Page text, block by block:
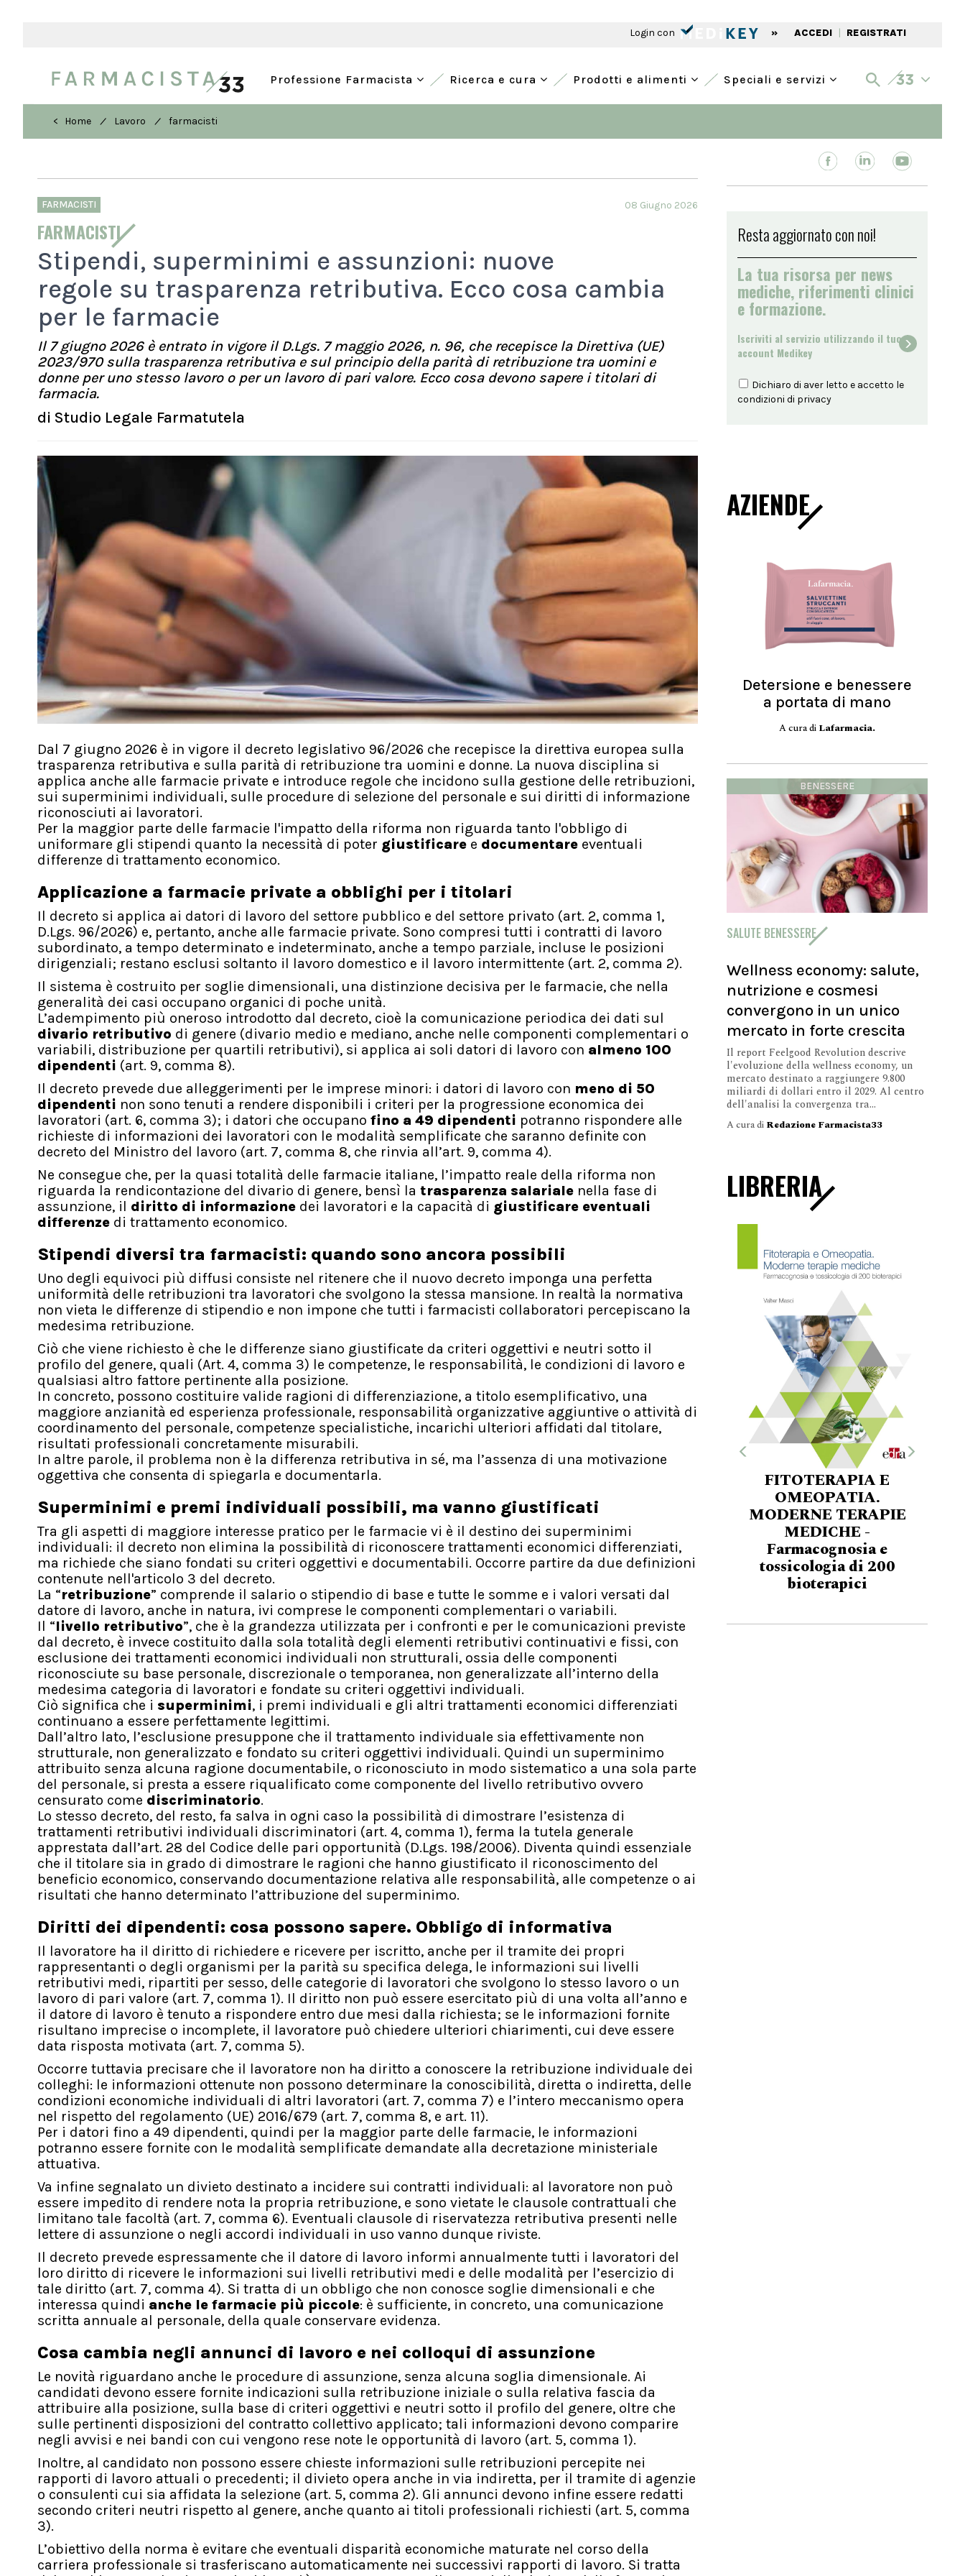
Login con » ACCEDI | REGISTRATI
Professione Farmacista Ricerca e cura Prodotti e alimenti Speciali e servizi
< Home / Lavoro / farmacisti
FARMACISTI
FARMACISTI
08 Giugno 2026
Stipendi, superminimi e assunzioni: nuove
regole su trasparenza retributiva. Ecco cosa cambia
per le farmacie
Il 7 giugno 2026 è entrato in vigore il D.Lgs. 7 maggio 2026, n. 96, che recepisce la Direttiva (UE)
2023/970 sulla trasparenza retributiva e sul principio della parità di retribuzione tra uomini e
donne per uno stesso lavoro o per un lavoro di pari valore. Ecco cosa devono sapere i titolari di
farmacia.
di Studio Legale Farmatutela
Dal 7 giugno 2026 è in vigore il decreto legislativo 96/2026 che recepisce la direttiva europea sulla
trasparenza retributiva e sulla parità di retribuzione tra uomini e donne. La nuova disciplina si
applica anche alle farmacie private e introduce regole che incidono sulla gestione delle retribuzioni,
sui superminimi individuali, sulle procedure di selezione del personale e sui diritti di informazione
riconosciuti ai lavoratori.
Per la maggior parte delle farmacie l'impatto della riforma non riguarda tanto l'obbligo di
uniformare gli stipendi quanto la necessità di poter giustificare e documentare eventuali
differenze di trattamento economico.
Applicazione a farmacie private a obblighi per i titolari
Il decreto si applica ai datori di lavoro del settore pubblico e del settore privato (art. 2, comma 1,
D.Lgs. 96/2026) e, pertanto, anche alle farmacie private. Sono compresi tutti i contratti di lavoro
subordinato, a tempo determinato e indeterminato, anche a tempo parziale, incluse le posizioni
dirigenziali; restano esclusi soltanto il lavoro domestico e il lavoro intermittente (art. 2, comma 2).
Il sistema è costruito per soglie dimensionali, una distinzione decisiva per le farmacie, che nella
generalità dei casi occupano organici di poche unità.
L’adempimento più oneroso introdotto dal decreto, cioè la comunicazione periodica dei dati sul
divario retributivo di genere (divario medio e mediano, anche nelle componenti complementari o
variabili, distribuzione per quartili retributivi), si applica ai soli datori di lavoro con almeno 100
dipendenti (art. 9, comma 8).
Il decreto prevede due alleggerimenti per le imprese minori: i datori di lavoro con meno di 50
dipendenti non sono tenuti a rendere disponibili i criteri per la progressione economica dei
lavoratori (art. 6, comma 3); i datori che occupano fino a 49 dipendenti potranno rispondere alle
richieste di informazioni dei lavoratori con le modalità semplificate che saranno definite con
decreto del Ministro del lavoro (art. 7, comma 8, che rinvia all’art. 9, comma 4).
Ne consegue che, per la quasi totalità delle farmacie italiane, l’impatto reale della riforma non
riguarda la rendicontazione del divario di genere, bensì la trasparenza salariale nella fase di
assunzione, il diritto di informazione dei lavoratori e la capacità di giustificare eventuali
differenze di trattamento economico.
Stipendi diversi tra farmacisti: quando sono ancora possibili
Uno degli equivoci più diffusi consiste nel ritenere che il nuovo decreto imponga una perfetta
uniformità delle retribuzioni tra lavoratori che svolgono la stessa mansione. In realtà la normativa
non vieta le differenze di stipendio e non impone che tutti i farmacisti collaboratori percepiscano la
medesima retribuzione.
Ciò che viene richiesto è che le differenze siano giustificate da criteri oggettivi e neutri sotto il
profilo del genere, quali (Art. 4, comma 3) le competenze, le responsabilità, le condizioni di lavoro e
qualsiasi altro fattore pertinente alla posizione.
In concreto, possono costituire valide ragioni di differenziazione, a titolo esemplificativo, una
maggiore anzianità ed esperienza professionale, responsabilità organizzative aggiuntive o attività di
coordinamento del personale, competenze specialistiche, incarichi ulteriori affidati dal titolare,
risultati professionali concretamente misurabili.
In altre parole, il problema non è la differenza retributiva in sé, ma l’assenza di una motivazione
oggettiva che consenta di spiegarla e documentarla.
Superminimi e premi individuali possibili, ma vanno giustificati
Tra gli aspetti di maggiore interesse pratico per le farmacie vi è il destino dei superminimi
individuali: il decreto non elimina la possibilità di riconoscere trattamenti economici differenziati,
ma richiede che siano fondati su criteri oggettivi e documentabili. Occorre partire da due definizioni
contenute nell'articolo 3 del decreto.
La “retribuzione” comprende il salario o stipendio di base e tutte le somme e i valori versati dal
datore di lavoro, anche in natura, ivi comprese le componenti complementari o variabili.
Il “livello retributivo”, che è la grandezza utilizzata per i confronti e per le comunicazioni previste
dal decreto, è invece costituito dalla sola totalità degli elementi retributivi continuativi e fissi, con
esclusione dei trattamenti economici individuali non strutturali, ossia delle componenti
riconosciute su base personale, discrezionale o temporanea, non generalizzate all’interno della
medesima categoria di lavoratori e fondate su criteri oggettivi individuali.
Ciò significa che i superminimi, i premi individuali e gli altri trattamenti economici differenziati
continuano a essere perfettamente legittimi.
Dall’altro lato, l’esclusione presuppone che il trattamento individuale sia effettivamente non
strutturale, non generalizzato e fondato su criteri oggettivi individuali. Quindi un superminimo
attribuito senza alcuna ragione documentabile, o riconosciuto in modo sistematico a una sola parte
del personale, si presta a essere riqualificato come componente del livello retributivo ovvero
censurato come discriminatorio.
Lo stesso decreto, del resto, fa salva in ogni caso la possibilità di dimostrare l’esistenza di
trattamenti retributivi individuali discriminatori (art. 4, comma 1), ferma la tutela generale
apprestata dall’art. 28 del Codice delle pari opportunità (D.Lgs. 198/2006). Diventa quindi essenziale
che il titolare sia in grado di dimostrare le ragioni che hanno giustificato il riconoscimento del
beneficio economico, conservando documentazione relativa alle responsabilità, alle competenze o ai
risultati che hanno determinato l’attribuzione del superminimo.
Diritti dei dipendenti: cosa possono sapere. Obbligo di informativa
Il lavoratore ha il diritto di richiedere e ricevere per iscritto, anche per il tramite dei propri
rappresentanti o degli organismi per la parità su specifica delega, le informazioni sui livelli
retributivi medi, ripartiti per sesso, delle categorie di lavoratori che svolgono lo stesso lavoro o un
lavoro di pari valore (art. 7, comma 1). Il diritto non può essere esercitato più di una volta all’anno e
il datore di lavoro è tenuto a rispondere entro due mesi dalla richiesta; se le informazioni fornite
risultano imprecise o incomplete, il lavoratore può chiedere ulteriori chiarimenti, cui deve essere
data risposta motivata (art. 7, comma 5).
Occorre tuttavia precisare che il lavoratore non ha diritto a conoscere la retribuzione individuale dei
colleghi: le informazioni ottenute non possono determinare la conoscibilità, diretta o indiretta, delle
condizioni economiche individuali di altri lavoratori (art. 7, comma 7) e l’intero meccanismo opera
nel rispetto del regolamento (UE) 2016/679 (art. 7, comma 8, e art. 11).
Per i datori fino a 49 dipendenti, quindi per la maggior parte delle farmacie, le informazioni
potranno essere fornite con le modalità semplificate demandate alla decretazione ministeriale
attuativa.
Va infine segnalato un divieto destinato a incidere sui contratti individuali: al lavoratore non può
essere impedito di rendere nota la propria retribuzione, e sono vietate le clausole contrattuali che
limitano tale facoltà (art. 7, comma 6). Eventuali clausole di riservatezza retributiva presenti nelle
lettere di assunzione o negli accordi individuali in uso vanno dunque riviste.
Il decreto prevede espressamente che il datore di lavoro informi annualmente tutti i lavoratori del
loro diritto di ricevere le informazioni sui livelli retributivi medi e delle modalità per l’esercizio di
tale diritto (art. 7, comma 4). Si tratta di un obbligo che non conosce soglie dimensionali e che
interessa quindi anche le farmacie più piccole: è sufficiente, in concreto, una comunicazione
scritta annuale al personale, della quale conservare evidenza.
Cosa cambia negli annunci di lavoro e nei colloqui di assunzione
Le novità riguardano anche le procedure di assunzione, senza alcuna soglia dimensionale. Ai
candidati devono essere fornite indicazioni sulla retribuzione iniziale o sulla relativa fascia da
attribuire alla posizione, sulla base di criteri oggettivi e neutri sotto il profilo del genere, oltre che
sulle pertinenti disposizioni del contratto collettivo applicato; tali informazioni devono comparire
negli avvisi e nei bandi con cui vengono rese note le opportunità di lavoro (art. 5, comma 1).
Inoltre, al candidato non possono essere chieste informazioni sulle retribuzioni percepite nei
rapporti di lavoro attuali o precedenti; il divieto opera anche in via indiretta, per il tramite di agenzie
o consulenti cui sia affidata la selezione (art. 5, comma 2). Gli annunci devono infine essere redatti
secondo criteri neutri rispetto al genere, anche quanto ai titoli professionali richiesti (art. 5, comma
3).
L’obiettivo della norma è evitare che eventuali disparità economiche maturate nel corso della
carriera professionale si trasferiscano automaticamente nei successivi rapporti di lavoro. Si tratta
Resta aggiornato con noi!
La tua risorsa per news
mediche, riferimenti clinici
e formazione.
Iscriviti al servizio utilizzando il tuo
account Medikey
Dichiaro di aver letto e accetto le
condizioni di privacy
AZIENDE
Detersione e benessere
a portata di mano
A cura di Lafarmacia.
BENESSERE
SALUTE BENESSERE
Wellness economy: salute,
nutrizione e cosmesi
convergono in un unico
mercato in forte crescita
Il report Feelgood Revolution descrive
l'evoluzione della wellness economy, un
mercato destinato a raggiungere 9.800
miliardi di dollari entro il 2029. Al centro
dell'analisi la convergenza tra...
A cura di Redazione Farmacista33
LIBRERIA
FITOTERAPIA E
OMEOPATIA.
MODERNE TERAPIE
MEDICHE -
Farmacognosia e
tossicologia di 200
bioterapici